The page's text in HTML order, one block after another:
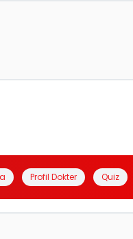
Profil Dokter Quiz